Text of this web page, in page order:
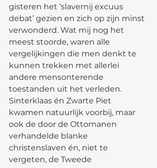
gisteren het ‘slavernij excuus
debat’ gezien en zich op zijn minst
verwonderd. Wat mij nog het
meest stoorde, waren alle
vergelijkingen die men denkt te
kunnen trekken met allerlei
andere mensonterende
toestanden uit het verleden.
Sinterklaas én Zwarte Piet
kwamen natuurlijk voorbij, maar
ook de door de Ottomanen
verhandelde blanke
christenslaven én, niet te
vergeten, de Tweede